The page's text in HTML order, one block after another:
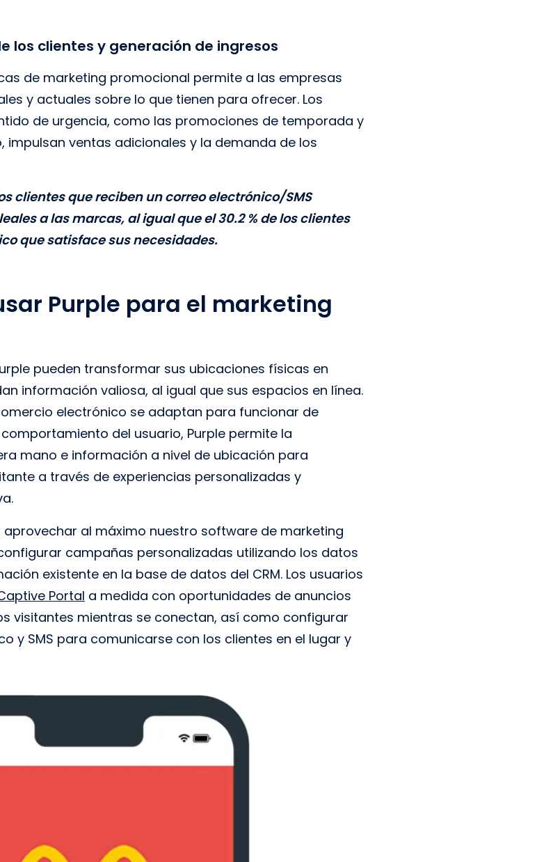
los clientes y generación de ingresos
de marketing promocional permite a las empresas
y actuales sobre lo que tienen para ofrecer. Los
de urgencia, como las promociones de temporada y
ventas adicionales y la demanda de los
clientes que reciben un correo electrónico/SMS
a las marcas, al igual que el 30.2 % de los clientes
que satisface sus necesidades.
Purple para el marketing
pueden transformar sus ubicaciones físicas en
información valiosa, al igual que sus espacios en línea.
electrónico se adaptan para funcionar de
del usuario, Purple permite la
mano e información a nivel de ubicación para
a través de experiencias personalizadas y
al máximo nuestro software de marketing
campañas personalizadas utilizando los datos
existente en la base de datos del CRM. Los usuarios
Portal a medida con oportunidades de anuncios
visitantes mientras se conectan, así como configurar
y SMS para comunicarse con los clientes en el lugar y